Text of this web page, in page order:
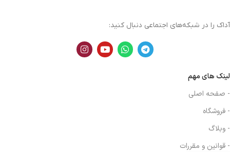
آداک را در شبکه‌های اجتماعی دنبال کنید:
لینک های مهم
- صفحه اصلی
- فروشگاه
- وبلاگ
- قوانین و مقررات